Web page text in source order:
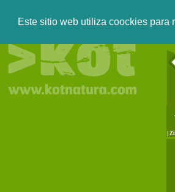
Este sitio web utiliza coockies para